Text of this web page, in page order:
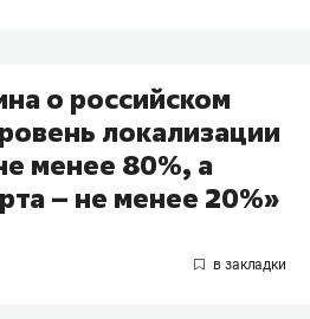
о российском
локализации
менее 80%, а
– не менее 20%»